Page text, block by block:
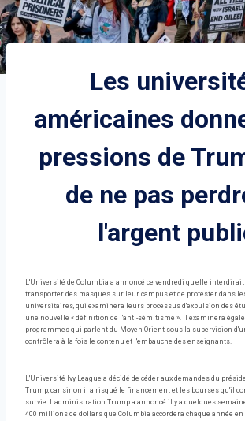
Les
américaines
pressions de
de ne pas
l'argent
L'Université de Columbia a annoncé ce vendredi qu'elle
transporter des masques sur leur campus et de protester dans
universitaires, qui examinera leurs processus d'expulsion des
une nouvelle « définition de l'anti-sémitisme ». Il examinera
programmes qui parlent du Moyen-Orient sous la supervision
contrôlera à la fois le contenu et l'embauche des enseignants.
L'Université Ivy League a décidé de céder aux demandes du
Trump, car sinon il a risqué le financement et les bourses qu'il
survie. L'administration Trump a annoncé il y a quelques
400 millions de dollars que Columbia accordera chaque année